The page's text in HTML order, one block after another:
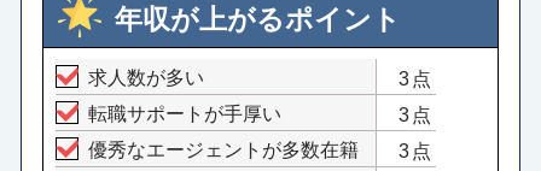
年収が上がるポイント
求人数が多い
3点
転職サポートが手厚い
3点
優秀なエージェントが多数在籍
3点